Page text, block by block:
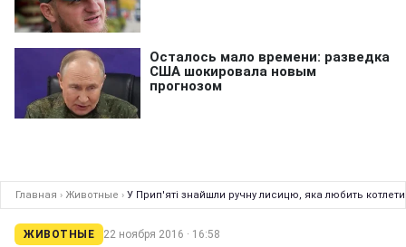
Главная › Животные › У Прип'яті знайшли ручну лисицю, яка любить котлети
ЖИВОТНЫЕ 22 ноября 2016 · 16:58